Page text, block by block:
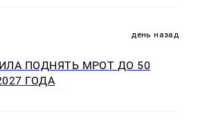
день назад
ПОДНЯТЬ МРОТ ДО 50
ГОДА